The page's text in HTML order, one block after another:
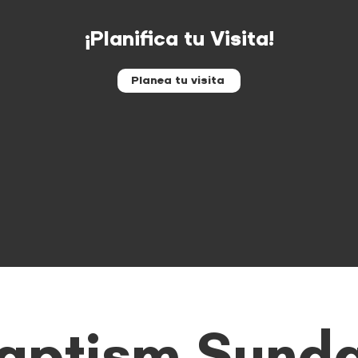
¡Planifica tu Visita!
Planea tu visita